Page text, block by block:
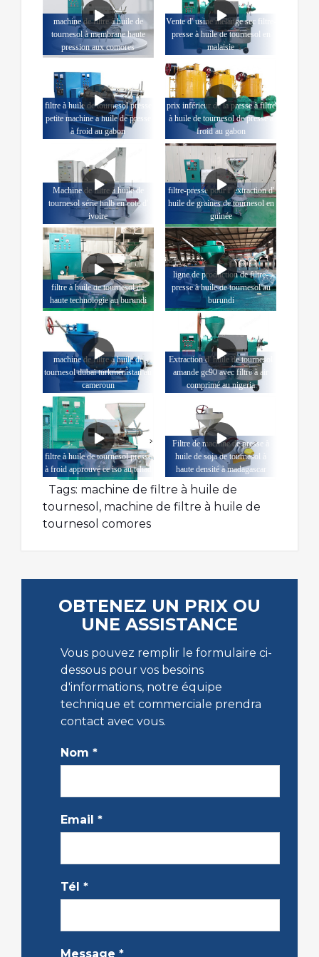
machine de filtre à huile de
tournesol à membrane haute
pression aux comores
Vente d' usine mélange sec filtre-
presse à huile de tournesol en
malaisie
filtre à huile de tournesol presse
petite machine à huile de presse
à froid au gabon
prix inférieur de la presse à filtre
à huile de tournesol de presse à
froid au gabon
Machine de filtre à huile de
tournesol série hnlb en cote d'
ivoire
filtre-presse pour l' extraction d'
huile de graines de tournesol en
guinée
filtre à huile de tournesol de
haute technologie au burundi
ligne de production de filtre-
presse à huile de tournesol au
burundi
machine de filtre à huile de
tournesol dubaï turkménistan au
cameroun
Extraction d' huile de tournesol
amande gc90 avec filtre à air
comprimé au nigeria
filtre à huile de tournesol pressé
à froid approuvé ce iso au tchad
Filtre de machine de presse à
huile de soja de tournesol à
haute densité à madagascar
Tags: machine de filtre à huile de
tournesol , machine de filtre à huile de
tournesol comores
OBTENEZ UN PRIX OU
UNE ASSISTANCE
Vous pouvez remplir le formulaire ci-
dessous pour vos besoins
d'informations, notre équipe
technique et commerciale prendra
contact avec vous.
Nom *
Email *
Tél *
Message *